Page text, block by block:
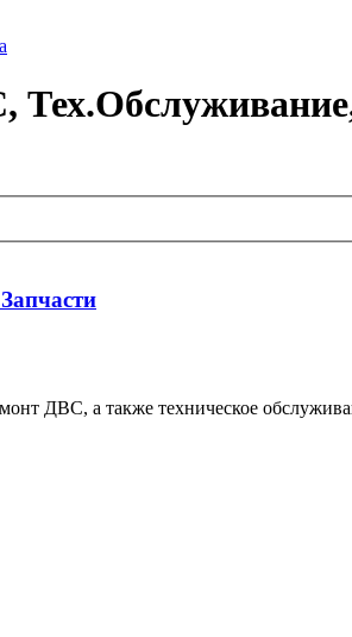
ДВС, а также техническое